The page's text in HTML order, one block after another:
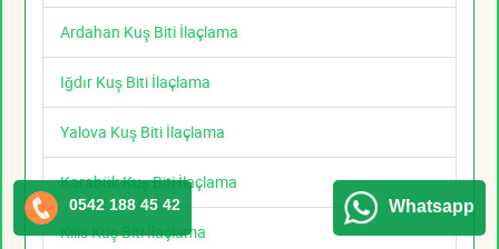
Ardahan Kuş Biti İlaçlama
Iğdır Kuş Biti İlaçlama
Yalova Kuş Biti İlaçlama
Karabük Kuş Biti İlaçlama
Kilis Kuş Biti İlaçlama
0542 188 45 42 Whatsapp